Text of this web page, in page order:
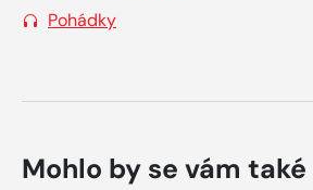
Pohádky
Mohlo by se vám